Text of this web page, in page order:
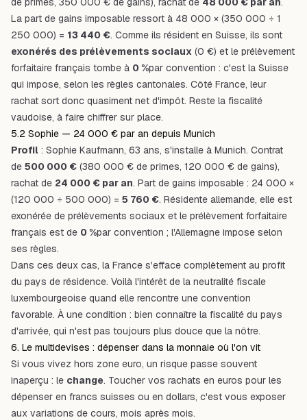
La part de gains imposable ressort à 48 000 × (350 000 ÷ 1
250 000) = 13 440 €. Comme ils résident en Suisse, ils sont
exonérés des prélèvements sociaux (0 €) et le prélèvement
forfaitaire français tombe à 0 %par convention : c'est la Suisse
qui impose, selon les règles cantonales. Côté France, leur
rachat sort donc quasiment net d'impôt. Reste la fiscalité
vaudoise, à faire chiffrer sur place.
5.2 Sophie — 24 000 € par an depuis Munich
Profil : Sophie Kaufmann, 63 ans, s'installe à Munich. Contrat
de 500 000 € (380 000 € de primes, 120 000 € de gains),
rachat de 24 000 € par an. Part de gains imposable : 24 000 ×
(120 000 ÷ 500 000) = 5 760 €. Résidente allemande, elle est
exonérée de prélèvements sociaux et le prélèvement forfaitaire
français est de 0 %par convention ; l'Allemagne impose selon
ses règles.
Dans ces deux cas, la France s'efface complètement au profit
du pays de résidence. Voilà l'intérêt de la neutralité fiscale
luxembourgeoise quand elle rencontre une convention
favorable. À une condition : bien connaître la fiscalité du pays
d'arrivée, qui n'est pas toujours plus douce que la nôtre.
6. Le multidevises : dépenser dans la monnaie où l'on vit
Si vous vivez hors zone euro, un risque passe souvent
inaperçu : le change. Toucher vos rachats en euros pour les
dépenser en francs suisses ou en dollars, c'est vous exposer
aux variations de cours, mois après mois.